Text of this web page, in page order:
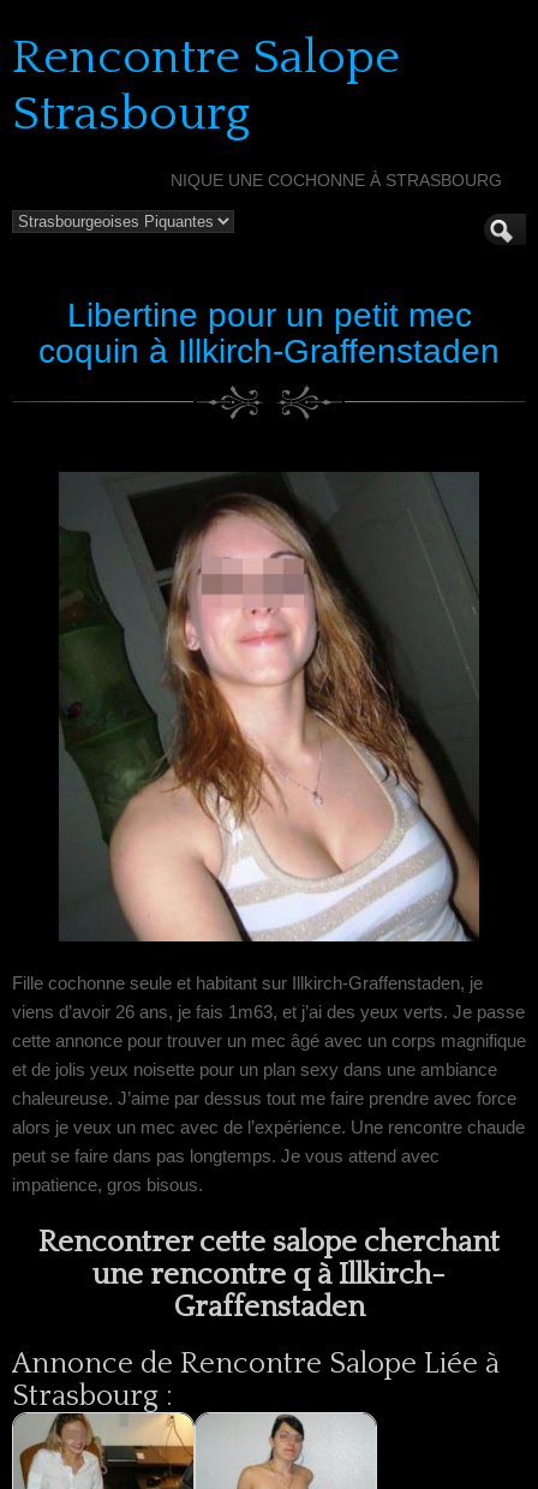
Rencontre Salope
Strasbourg
NIQUE UNE COCHONNE À STRASBOURG
Libertine pour un petit mec
coquin à Illkirch-Graffenstaden
Fille cochonne seule et habitant sur Illkirch-Graffenstaden, je
viens d’avoir 26 ans, je fais 1m63, et j’ai des yeux verts. Je passe
cette annonce pour trouver un mec âgé avec un corps magnifique
et de jolis yeux noisette pour un plan sexy dans une ambiance
chaleureuse. J’aime par dessus tout me faire prendre avec force
alors je veux un mec avec de l’expérience. Une rencontre chaude
peut se faire dans pas longtemps. Je vous attend avec
impatience, gros bisous.
Rencontrer cette salope cherchant
une rencontre q à Illkirch-
Graffenstaden
Annonce de Rencontre Salope Liée à
Strasbourg :